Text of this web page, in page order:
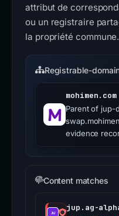
attribut de
ou un registraire
la propriété commune.
Registrable-
mohimen.com
Parent of jup-
evidence
Content matches